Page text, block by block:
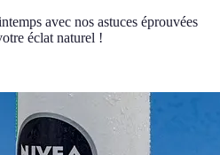
avec nos astuces éprouvées
éclat naturel !